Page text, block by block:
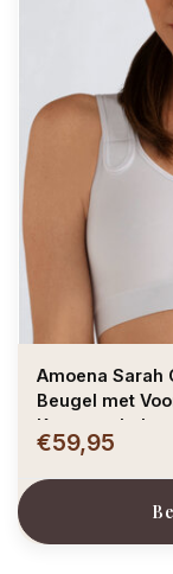
Amoena Sarah
Beugel met
Katoengehalte
€59,95